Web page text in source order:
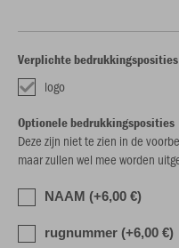
Verplichte bedrukkingsposities
logo
Optionele bedrukkingsposities
Deze zijn niet te zien in de
maar zullen wel mee worden
NAAM (+6,00 €)
rugnummer (+6,00 €)